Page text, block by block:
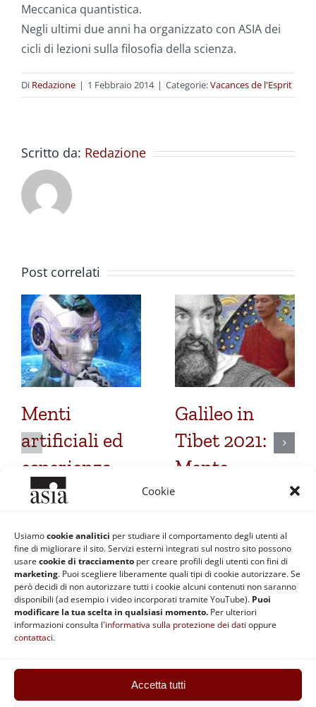
Cookie
Usiamocookie analitici per studiare il comportamento degli utenti al
fine di migliorare il sito. Servizi esterni integrati sul nostro sito possono
usare cookie di tracciamento per creare profili degli utenti con fini di
marketing. Puoi scegliere liberamente quali tipi di cookie autorizzare. Se
però decidi di non autorizzare tutti i cookie alcuni contenuti non saranno
disponibili (ad esempio i video incorporati tramite YouTube). Puoi
modificare la tua scelta in qualsiasi momento. Per ulteriori
informazioni consulta l'informativa sulla protezione dei dati oppure
contattaci.
Accetta tutti
Meccanica quantistica.
Negli ultimi due anni ha organizzato con ASIA dei
cicli di lezioni sulla filosofia della scienza.
Di Redazione | 1 Febbraio 2014 | Categorie:Vacances de l'Esprit
Scritto da: Redazione
Post correlati
Menti
artificiali ed
esperienza
cosciente
Commenti
Galileo in
Tibet 2021:
Mente
artificiale
1 Gennaio 2020 |
0
Commenti